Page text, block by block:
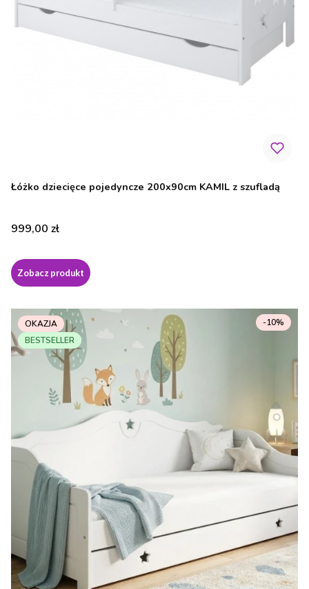
Łóżko dziecięce pojedyncze 200x90cm KAMIL z szufladą
Cena
999,00 zł
Zobacz produkt
OKAZJA
BESTSELLER
-10%